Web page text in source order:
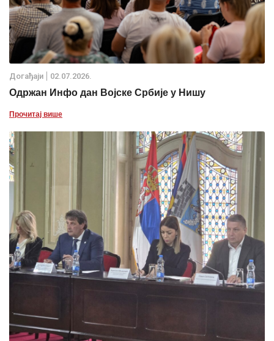
Дoгађаjи 02.07.2026.
Одржан Инфо дан Војске Србије у Нишу
Прочитај више